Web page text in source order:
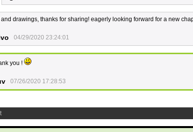
and drawings, thanks for sharing! eagerly looking forward for a new
04/29/2020 23:24:01
you !
07/26/2020 17:28:53